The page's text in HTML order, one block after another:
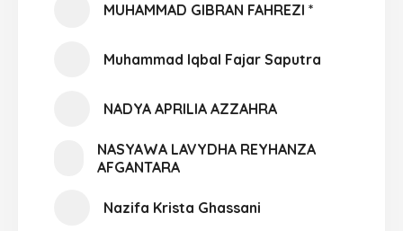
MUHAMMAD GIBRAN FAHREZI *
Muhammad Iqbal Fajar Saputra
NADYA APRILIA AZZAHRA
NASYAWA LAVYDHA REYHANZA
AFGANTARA
Nazifa Krista Ghassani